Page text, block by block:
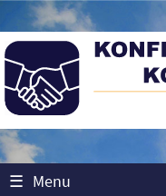
☰ Menu